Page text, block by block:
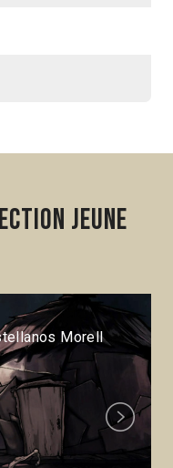
Jeune
Morell
Next